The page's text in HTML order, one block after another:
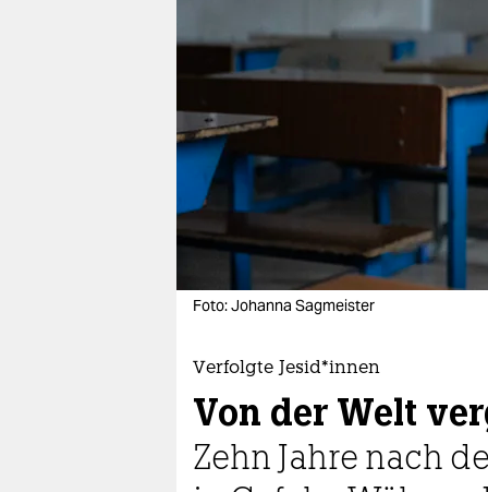
nord
verlag
verlag
veranstaltungen
unterstützen
abo
genossenschaft
Foto: Johanna Sagmeister
Verfolgte Je­si­d*in­nen
Von der Welt
Zehn Jahre nach